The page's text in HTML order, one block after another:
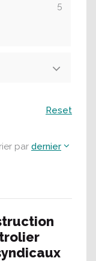
par dernier
5
Reset